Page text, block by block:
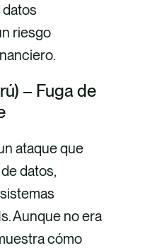
riesgo
– Fuga de
ataque que
datos,
Aunque no era
cómo